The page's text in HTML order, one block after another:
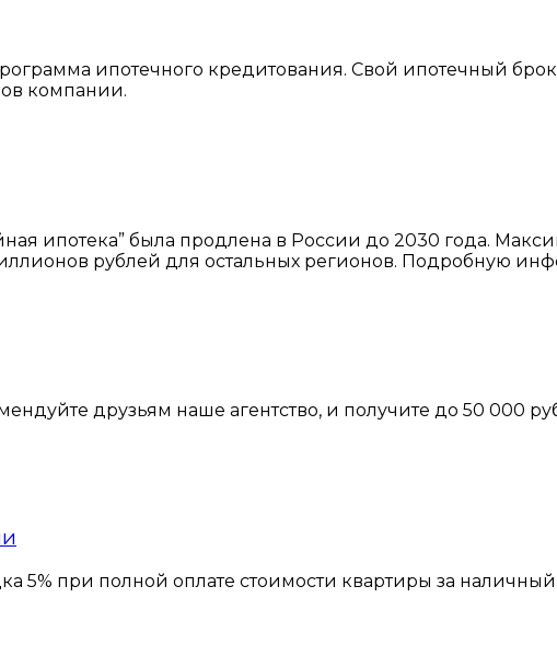
ипотечного кредитования. Свой ипотечный
компании.
ипотека” была продлена в России до 2030 года.
рублей для остальных регионов. Подробную
друзьям наше агентство, и получите до 50 000
5% при полной оплате стоимости квартиры за